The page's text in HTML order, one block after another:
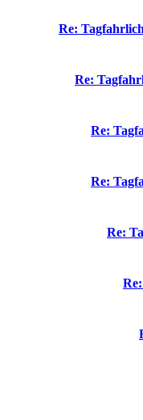
Re:
Re:
Re:
Re:
Re: